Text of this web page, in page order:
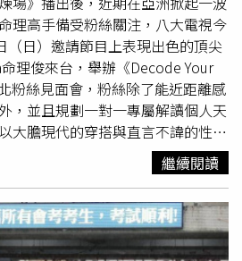
劃鎖定製、運、販毒集團及潛藏在
查緝；更會持續向上溯源，掃蕩幕
止毒品之危害，淨化民眾居住環
大眾，應時時關注自身住居處所內
者即時通報警方查處；全民共同參
絡，警民合作共同打擊毒品犯罪。
理高手備受粉絲關注，八大電視今
（日）邀請節目上表現出色的頂尖
理俊來台，舉辦《Decode Your
粉絲見面會，粉絲除了能近距離感
，並且規劃一對一專屬解讀個人天
大膽現代的穿搭與直言不諱的性
一舉成名，並獲得超高人氣，盧瑟
重視的部分是「時機！」，她認為
的結果會因為「在什麼時候行動」
：「我會先判斷現在是應該強力推
該去見某個人？還是應該果斷斷開
繼續閱讀